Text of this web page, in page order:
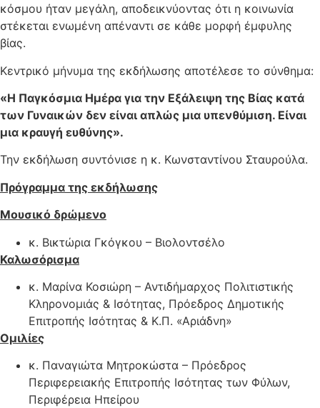
κόσμου ήταν μεγάλη, αποδεικνύοντας ότι η κοινωνία
στέκεται ενωμένη απέναντι σε κάθε μορφή έμφυλης
βίας.
Κεντρικό μήνυμα της εκδήλωσης αποτέλεσε το σύνθημα:
«Η Παγκόσμια Ημέρα για την Εξάλειψη της Βίας κατά
των Γυναικών δεν είναι απλώς μια υπενθύμιση. Είναι
μια κραυγή ευθύνης».
Την εκδήλωση συντόνισε η κ. Κωνσταντίνου Σταυρούλα.
Πρόγραμμα της εκδήλωσης
Μουσικό δρώμενο
κ. Βικτώρια Γκόγκου – Βιολοντσέλο
Καλωσόρισμα
κ. Μαρίνα Κοσιώρη – Αντιδήμαρχος Πολιτιστικής
Κληρονομιάς & Ισότητας, Πρόεδρος Δημοτικής
Επιτροπής Ισότητας & Κ.Π. «Αριάδνη»
Ομιλίες
κ. Παναγιώτα Μητροκώστα – Πρόεδρος
Περιφερειακής Επιτροπής Ισότητας των Φύλων,
Περιφέρεια Ηπείρου